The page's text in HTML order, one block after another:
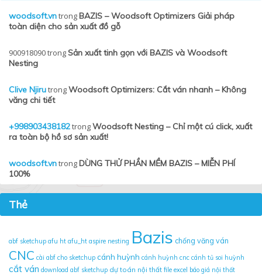
woodsoft.vntrongBAZIS – Woodsoft Optimizers Giải pháp
toàn diện cho sản xuất đồ gỗ
900918090trongSản xuất tinh gọn với BAZIS và Woodsoft
Nesting
Clive NjirutrongWoodsoft Optimizers: Cắt ván nhanh – Không
văng chi tiết
+998903438182trongWoodsoft Nesting – Chỉ một cú click, xuất
ra toàn bộ hồ sơ sản xuất!
woodsoft.vntrongDÙNG THỬ PHẦN MỀM BAZIS – MIỄN PHÍ
100%
Thẻ
abf sketchup afu ht afu_ht aspire nesting Bazis chống văng ván
CNC cài abf cho sketchup cánh huỳnh cánh huỳnh cnc cánh tủ soi huỳnh
cắt ván download abf sketchup dự toán nội thất file excel báo giá nội thất